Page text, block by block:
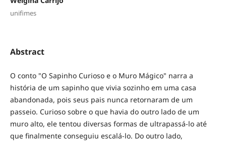
unifimes
Abstract
O conto "O Sapinho Curioso e o Muro Mágico" narra a
história de um sapinho que vivia sozinho em uma casa
abandonada, pois seus pais nunca retornaram de um
passeio. Curioso sobre o que havia do outro lado de um
muro alto, ele tentou diversas formas de ultrapassá-lo até
que finalmente conseguiu escalá-lo. Do outro lado,